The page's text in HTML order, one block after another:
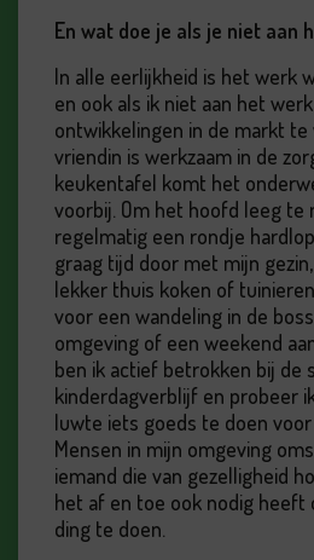
En wat doe je als je niet aan
In alle eerlijkheid is het werk
en ook als ik niet aan het
ontwikkelingen in de markt te
vriendin is werkzaam in de
keukentafel komt het
voorbij. Om het hoofd leeg te
regelmatig een rondje
graag tijd door met mijn
lekker thuis koken of
voor een wandeling in de
omgeving of een weekend
ben ik actief betrokken bij de
kinderdagverblijf en probeer
luwte iets goeds te doen
Mensen in mijn omgeving
iemand die van gezelligheid
het af en toe ook nodig heeft
ding te doen.